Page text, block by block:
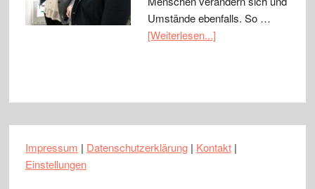
Umstände ebenfalls. So …
[Weiterlesen...]
Impressum | Datenschutzerklärung| Kontakt|
Einstellungen